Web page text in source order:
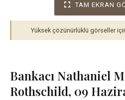
TAM EKRAN
Yüksek çözünürlüklü görseller
Bankacı Nathaniel
Rothschild, 09